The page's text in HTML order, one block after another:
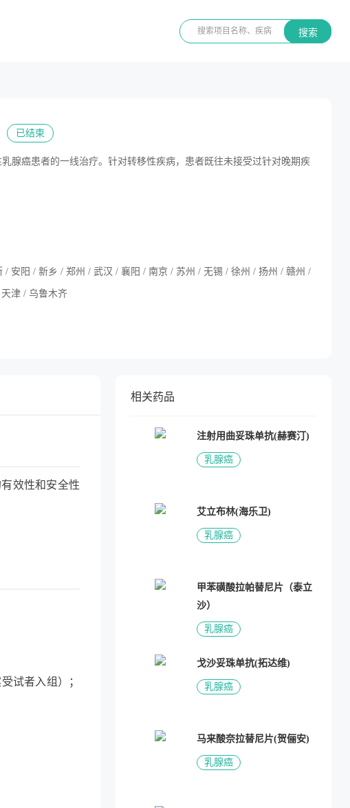
搜索
已结束
腺癌患者的一线治疗。针对转移性疾病，患者既往未接受过针对晚期疾
安阳 / 新乡 / 郑州 / 武汉 / 襄阳 / 南京 / 苏州 / 无锡 / 徐州 / 扬州 / 赣州 /
津 / 乌鲁木齐
效性和安全性
试者入组）；
相关药品
注射用曲妥珠单抗(赫赛汀)
乳腺癌
艾立布林(海乐卫)
乳腺癌
甲苯磺酸拉帕替尼片（泰立
沙）
乳腺癌
戈沙妥珠单抗(拓达维)
乳腺癌
马来酸奈拉替尼片(贺俪安)
乳腺癌